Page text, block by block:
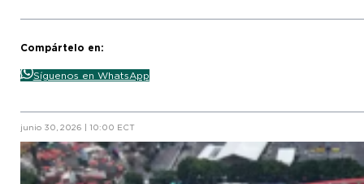
Compártelo en:
Síguenos en WhatsApp
junio 30, 2026 | 10:00 ECT